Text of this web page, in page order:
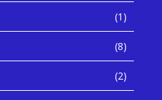
(1)
(8)
(2)